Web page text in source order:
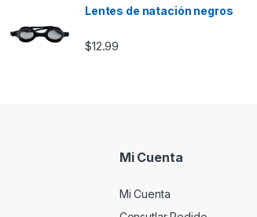
Lentes de natación negros
$12.99
Mi Cuenta
Mi Cuenta